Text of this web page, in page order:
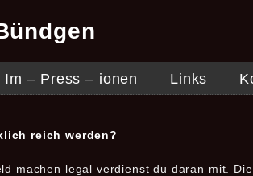
Im – Press – ionen Links
reich werden?
machen legal verdienst du daran mit.